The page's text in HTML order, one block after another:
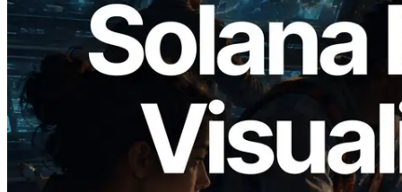
2026.05.24
Validators Solutions, Solana Block
Analyzer'ı Yayınladı — Slot Başına Blok
Üretim Süresi ve Görevli Doğrulayıcı
Görselleştirmesi